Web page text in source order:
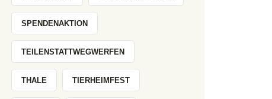
SPENDENAKTION
TEILENSTATTWEGWERFEN
THALE TIERHEIMFEST